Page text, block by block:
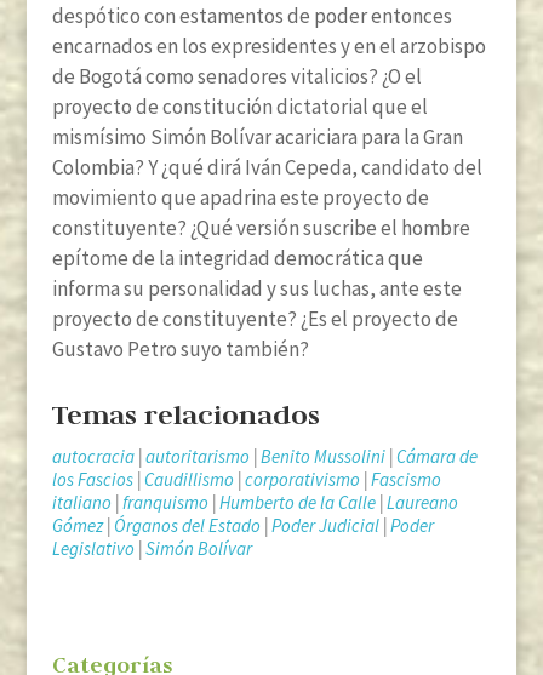
despótico con estamentos de poder entonces
encarnados en los expresidentes y en el arzobispo
de Bogotá como senadores vitalicios? ¿O el
proyecto de constitución dictatorial que el
mismísimo Simón Bolívar acariciara para la Gran
Colombia? Y ¿qué dirá Iván Cepeda, candidato del
movimiento que apadrina este proyecto de
constituyente? ¿Qué versión suscribe el hombre
epítome de la integridad democrática que
informa su personalidad y sus luchas, ante este
proyecto de constituyente? ¿Es el proyecto de
Gustavo Petro suyo también?
Temas relacionados
autocracia|autoritarismo |Benito Mussolini|Cámara de
los Fascios|Caudillismo |corporativismo |Fascismo
italiano | franquismo |Humberto de la Calle|Laureano
Gómez| Órganos del Estado |Poder Judicial|Poder
Legislativo |Simón Bolívar
Categorías